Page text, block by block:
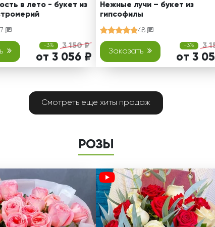
в лето - букет из
-3% 3 150 ₽
от 3 056 ₽
Нежные лучи – букет из
гипсофилы
48
Заказать
-3% 3
от 3
Смотреть еще хиты продаж
РОЗЫ